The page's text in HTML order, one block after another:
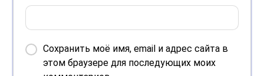
Сохранить моё имя, email и адрес сайта в
этом браузере для последующих моих